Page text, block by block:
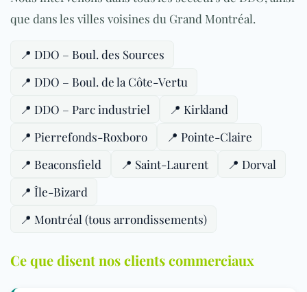
que dans les villes voisines du Grand Montréal.
📍 DDO – Boul. des Sources
📍 DDO – Boul. de la Côte-Vertu
📍 DDO – Parc industriel
📍 Kirkland
📍 Pierrefonds-Roxboro
📍 Pointe-Claire
📍 Beaconsfield
📍 Saint-Laurent
📍 Dorval
📍 Île-Bizard
📍 Montréal (tous arrondissements)
Ce que disent nos clients commerciaux